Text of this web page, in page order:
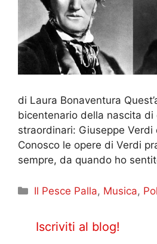
di Laura Bonaventura
bicentenario della nascita di
straordinari: Giuseppe Verdi
Conosco le opere di Verdi
sempre, da quando ho
Categorie
Il Pesce Palla, Musica,
Iscriviti al blog!